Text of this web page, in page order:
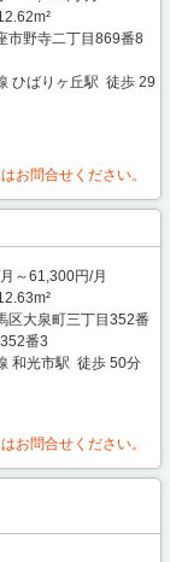
市野寺二丁目869番8
ひばりヶ丘駅 徒歩 29
お問合せください。
～61,300円/月
区大泉町三丁目352番
番3
和光市駅 徒歩 50分
お問合せください。